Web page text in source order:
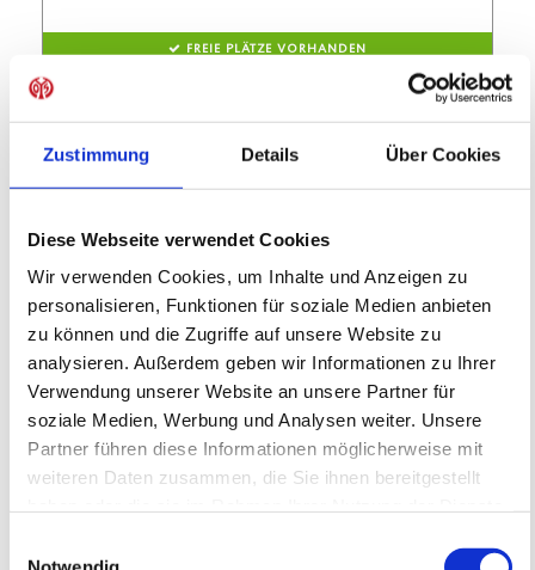
Zustimmung Details Über Cookies
Diese Webseite verwendet Cookies
Wir verwenden Cookies, um Inhalte und Anzeigen zu
personalisieren, Funktionen für soziale Medien anbieten
zu können und die Zugriffe auf unsere Website zu
analysieren. Außerdem geben wir Informationen zu Ihrer
Verwendung unserer Website an unsere Partner für
soziale Medien, Werbung und Analysen weiter. Unsere
Partner führen diese Informationen möglicherweise mit
weiteren Daten zusammen, die Sie ihnen bereitgestellt
FREIE PLÄTZE VORHANDEN
Anmeldeschluss 31. August 2026, 09:30 Uhr
Anmelden 219,05 EUR
197,15 EUR
SC Bobenheim-Roxheim e.V.